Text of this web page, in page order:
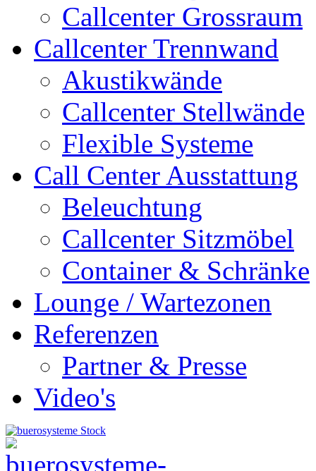
Callcenter Grossraum
Callcenter Trennwand
Akustikwände
Callcenter Stellwände
Flexible Systeme
Call Center Ausstattung
Beleuchtung
Callcenter Sitzmöbel
Container & Schränke
Lounge / Wartezonen
Referenzen
Partner & Presse
Video's